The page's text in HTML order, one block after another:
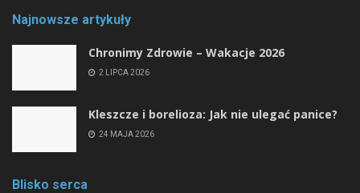
Najnowsze artykuły
Chronimy Zdrowie ­– Wakacje 2026
2 LIPCA 2026
Kleszcze i borelioza: Jak nie ulegać panice?
24 MAJA 2026
Blisko serca